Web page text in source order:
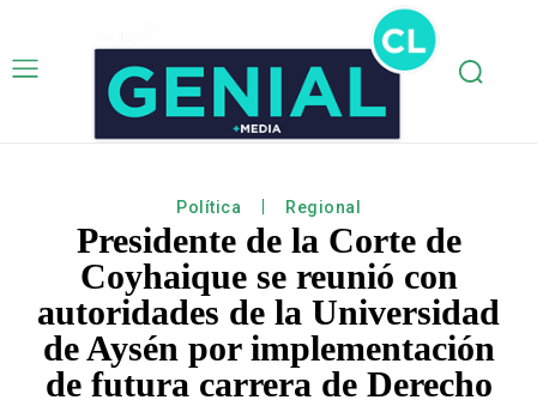
Política Regional
Presidente de la Corte de
Coyhaique se reunió con
autoridades de la Universidad
de Aysén por implementación
de futura carrera de Derecho